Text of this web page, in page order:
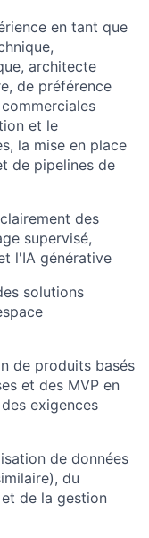
en tant que
architecte
de préférence
et le
la mise en place
de pipelines de
des
supervisé,
l'IA générative
solutions
de produits basés
et des MVP en
exigences
de données
du
de la gestion